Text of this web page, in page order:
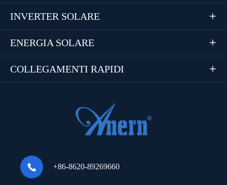
INVERTER SOLARE 
ENERGIA SOLARE 
COLLEGAMENTI RAPIDI 
 +86-8620-89269660